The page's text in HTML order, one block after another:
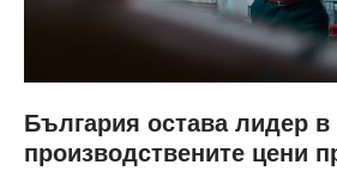
България остава лидер
производствените цени